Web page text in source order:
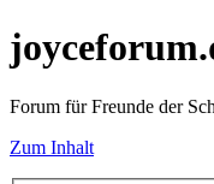
Forum für Freunde der
Zum Inhalt